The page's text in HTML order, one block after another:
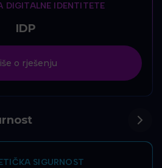
DIGITALNE IDENTITETE
IDP
o rješenju
SIGURNOST